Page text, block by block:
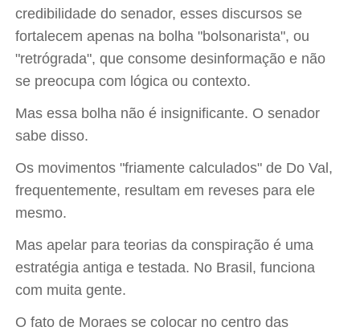
credibilidade do senador, esses discursos se
fortalecem apenas na bolha "bolsonarista", ou
"retrógrada", que consome desinformação e não
se preocupa com lógica ou contexto.
Mas essa bolha não é insignificante. O senador
sabe disso.
Os movimentos "friamente calculados" de Do Val,
frequentemente, resultam em reveses para ele
mesmo.
Mas apelar para teorias da conspiração é uma
estratégia antiga e testada. No Brasil, funciona
com muita gente.
O fato de Moraes se colocar no centro das